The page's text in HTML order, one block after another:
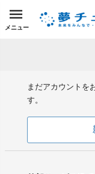
メニュー
まだアカウントを
す。